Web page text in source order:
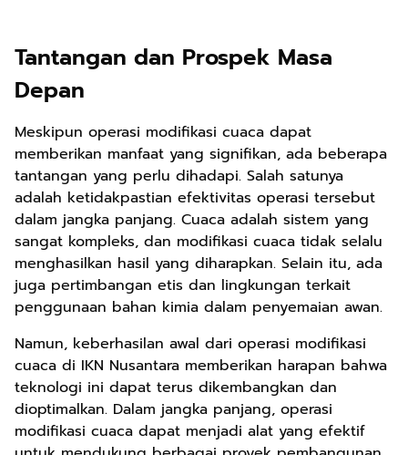
Tantangan dan Prospek Masa
Depan
Meskipun operasi modifikasi cuaca dapat
memberikan manfaat yang signifikan, ada beberapa
tantangan yang perlu dihadapi. Salah satunya
adalah ketidakpastian efektivitas operasi tersebut
dalam jangka panjang. Cuaca adalah sistem yang
sangat kompleks, dan modifikasi cuaca tidak selalu
menghasilkan hasil yang diharapkan. Selain itu, ada
juga pertimbangan etis dan lingkungan terkait
penggunaan bahan kimia dalam penyemaian awan.
Namun, keberhasilan awal dari operasi modifikasi
cuaca di IKN Nusantara memberikan harapan bahwa
teknologi ini dapat terus dikembangkan dan
dioptimalkan. Dalam jangka panjang, operasi
modifikasi cuaca dapat menjadi alat yang efektif